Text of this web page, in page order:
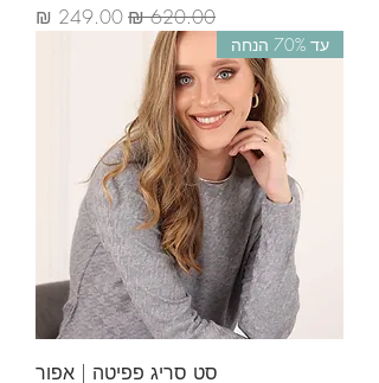
מחיר רגיל מחיר מבצע
עד 70% הנחה
סט סריג פפיטה | אפור